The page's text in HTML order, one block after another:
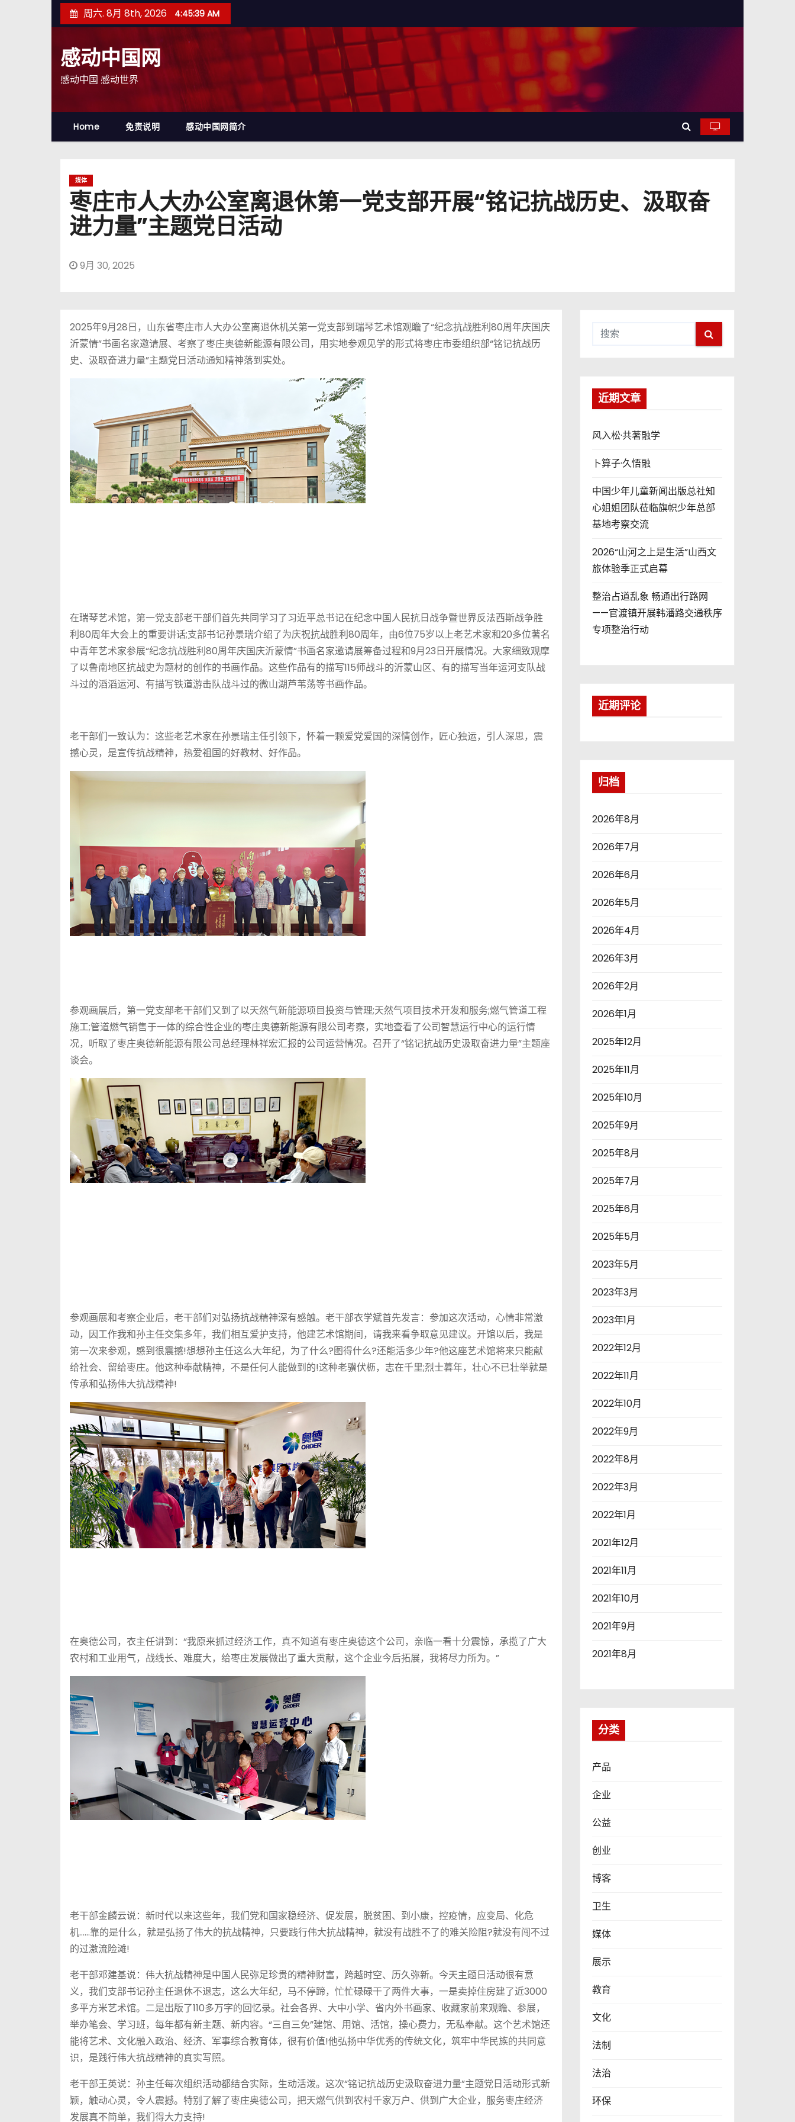
至
周六. 8月 8th, 2026 4:45:40 AM
感动中国网
感动中国 感动世界
Home 免责说明 感动中国网简介
媒体
枣庄市人大办公室离退休第一党支部开展“铭记抗战历史、汲取奋
进力量”主题党日活动
9月 30, 2025
2025年9月28日，山东省枣庄市人大办公室离退休机关第一党支部到瑞琴艺术馆观瞻了“纪念抗战胜利80周年庆国庆
沂蒙情”书画名家邀请展、考察了枣庄奥德新能源有限公司，用实地参观见学的形式将枣庄市委组织部“铭记抗战历
史、汲取奋进力量”主题党日活动通知精神落到实处。
在瑞琴艺术馆，第一党支部老干部们首先共同学习了习近平总书记在纪念中国人民抗日战争暨世界反法西斯战争胜
利80周年大会上的重要讲话;支部书记孙景瑞介绍了为庆祝抗战胜利80周年，由6位75岁以上老艺术家和20多位著名
中青年艺术家参展“纪念抗战胜利80周年庆国庆沂蒙情”书画名家邀请展筹备过程和9月23日开展情况。大家细致观摩
了以鲁南地区抗战史为题材的创作的书画作品。这些作品有的描写115师战斗的沂蒙山区、有的描写当年运河支队战
斗过的滔滔运河、有描写铁道游击队战斗过的微山湖芦苇荡等书画作品。
老干部们一致认为：这些老艺术家在孙景瑞主任引领下，怀着一颗爱党爱国的深情创作，匠心独运，引人深思，震
撼心灵，是宣传抗战精神，热爱祖国的好教材、好作品。
参观画展后，第一党支部老干部们又到了以天然气新能源项目投资与管理;天然气项目技术开发和服务;燃气管道工程
施工;管道燃气销售于一体的综合性企业的枣庄奥德新能源有限公司考察，实地查看了公司智慧运行中心的运行情
况，听取了枣庄奥德新能源有限公司总经理林祥宏汇报的公司运营情况。召开了“铭记抗战历史汲取奋进力量”主题座
谈会。
参观画展和考察企业后，老干部们对弘扬抗战精神深有感触。老干部衣学斌首先发言：参加这次活动，心情非常激
动，因工作我和孙主任交集多年，我们相互爱护支持，他建艺术馆期间，请我来看争取意见建议。开馆以后，我是
第一次来参观，感到很震撼!想想孙主任这么大年纪，为了什么?图得什么?还能活多少年?他这座艺术馆将来只能献
给社会、留给枣庄。他这种奉献精神，不是任何人能做到的!这种老骥伏枥，志在千里;烈士暮年，壮心不已壮举就是
传承和弘扬伟大抗战精神!
在奥德公司，衣主任讲到：“我原来抓过经济工作，真不知道有枣庄奥德这个公司，亲临一看十分震惊，承揽了广大
农村和工业用气，战线长、难度大，给枣庄发展做出了重大贡献，这个企业今后拓展，我将尽力所为。”
老干部金麟云说：新时代以来这些年，我们党和国家稳经济、促发展，脱贫困、到小康，控疫情，应变局、化危
机……靠的是什么，就是弘扬了伟大的抗战精神，只要践行伟大抗战精神，就没有战胜不了的难关险阻?就没有闯不过
的过激流险滩!
老干部邓建基说：伟大抗战精神是中国人民弥足珍贵的精神财富，跨越时空、历久弥新。今天主题日活动很有意
义，我们支部书记孙主任退休不退志，这么大年纪，马不停蹄，忙忙碌碌干了两件大事，一是卖掉住房建了近3000
多平方米艺术馆。二是出版了110多万字的回忆录。社会各界、大中小学、省内外书画家、收藏家前来观瞻、参展，
举办笔会、学习班，每年都有新主题、新内容。“三自三免”建馆、用馆、活馆，操心费力，无私奉献。这个艺术馆还
能将艺术、文化融入政治、经济、军事综合教育体，很有价值!他弘扬中华优秀的传统文化，筑牢中华民族的共同意
识，是践行伟大抗战精神的真实写照。
老干部王英说：孙主任每次组织活动都结合实际，生动活泼。这次“铭记抗战历史汲取奋进力量”主题党日活动形式新
颖，触动心灵，令人震撼。特别了解了枣庄奥德公司，把天燃气供到农村千家万户、供到广大企业，服务枣庄经济
发展真不简单，我们得大力支持!
近期文章
风入松·共著融学
卜算子·久悟融
中国少年儿童新闻出版总社知
心姐姐团队莅临旗帜少年总部
基地考察交流
2026“山河之上是生活”山西文
旅体验季正式启幕
整治占道乱象 畅通出行路网
——官渡镇开展韩潘路交通秩序
专项整治行动
近期评论
归档
2026年8月
2026年7月
2026年6月
2026年5月
2026年4月
2026年3月
2026年2月
2026年1月
2025年12月
2025年11月
2025年10月
2025年9月
2025年8月
2025年7月
2025年6月
2025年5月
2023年5月
2023年3月
2023年1月
2022年12月
2022年11月
2022年10月
2022年9月
2022年8月
2022年3月
2022年1月
2021年12月
2021年11月
2021年10月
2021年9月
2021年8月
分类
产品
企业
公益
创业
博客
卫生
媒体
展示
教育
文化
法制
法治
环保